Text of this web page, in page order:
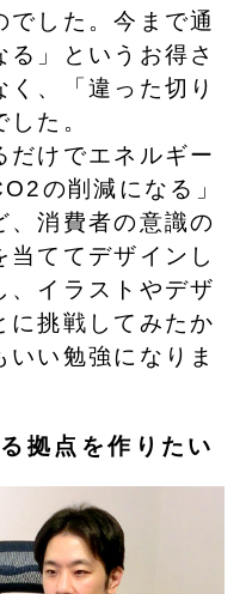
でした。今まで通
る」というお得さ
、「違った切り
た。
だけでエネルギー
の削減になる」
、消費者の意識の
ててデザインし
、イラストやデザ
に挑戦してみたか
いい勉強になりま
拠点を作りたい